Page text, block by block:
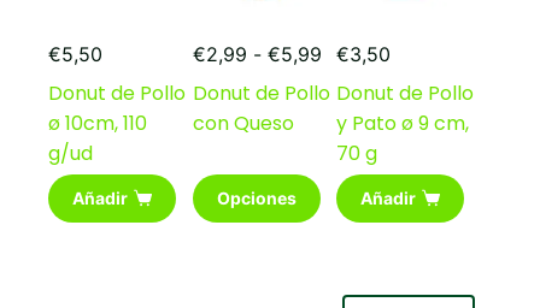
€5,50
Donut de Pollo
ø 10cm, 110
g/ud
Añadir
€2,99 - €5,99Rango
precios:
desde
€2,99
hasta
€5,99
Donut de Pollo
con Queso
Opciones
Este
producto
€3,50
Donut de Pollo
y Pato ø 9 cm,
70 g
Añadir